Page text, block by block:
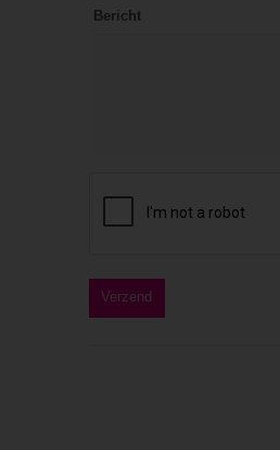
Bericht